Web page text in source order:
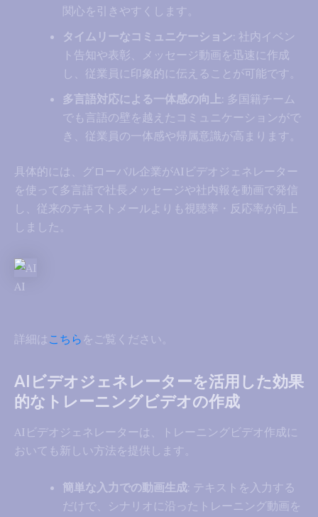
関心を引きやすくします。
タイムリーなコミュニケーション: 社内イベン
ト告知や表彰、メッセージ動画を迅速に作成
し、従業員に印象的に伝えることが可能です。
多言語対応による一体感の向上: 多国籍チーム
でも言語の壁を越えたコミュニケーションがで
き、従業員の一体感や帰属意識が高まります。
具体的には、グローバル企業がAIビデオジェネレーター
を使って多言語で社長メッセージや社内報を動画で発信
し、従来のテキストメールよりも視聴率・反応率が向上
しました。
AI
詳細は こちら をご覧ください。
AIビデオジェネレーターを活用した効果
的なトレーニングビデオの作成
AIビデオジェネレーターは、トレーニングビデオ作成に
おいても新しい方法を提供します。
簡単な入力での動画生成: テキストを入力する
だけで、シナリオに沿ったトレーニング動画を